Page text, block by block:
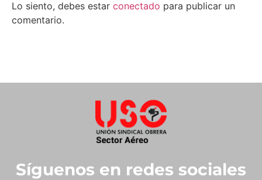
Lo siento, debes estar conectado para publicar un
comentario.
Síguenos en redes sociales